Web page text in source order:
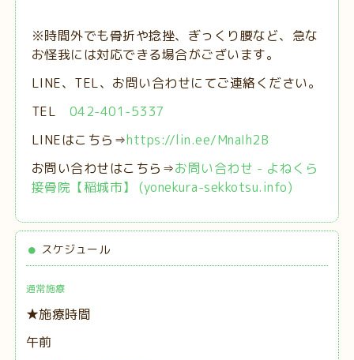
※時間外でも骨折や捻挫、ぎっくり腰など、急な
お怪我には対応できる場合がございます。
LINE、TEL、お問い合わせにてご連絡ください。
TEL 042-401-5337
LINEはこちら⇒https://lin.ee/MnaIh2B
お問い合わせはこちら⇒お問い合わせ - よねくら
接骨院【稲城市】 (yonekura-sekkotsu.info)
スケジュール
通常施療
★施療時間
午前